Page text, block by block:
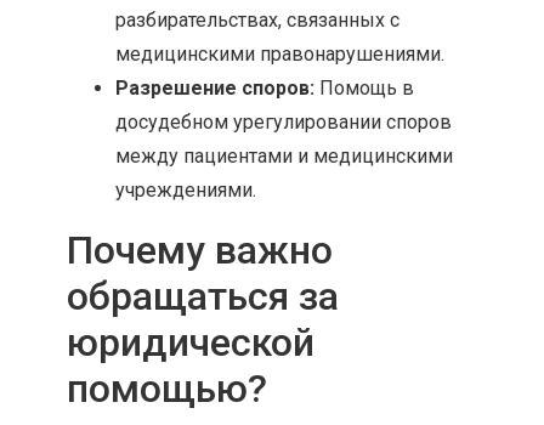
разбирательствах, связанных с
медицинскими правонарушениями.
Разрешение споров: Помощь в
досудебном урегулировании споров
между пациентами и медицинскими
учреждениями.
Почему важно
обращаться за
юридической
помощью?